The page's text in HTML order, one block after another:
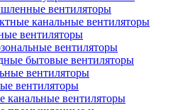
вентиляторы
канальные вентиляторы
вентиляторы
вентиляторы
бытовые вентиляторы
вентиляторы
вентиляторы
канальные вентиляторы